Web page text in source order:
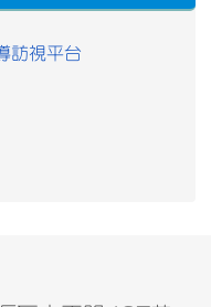
訪視平台